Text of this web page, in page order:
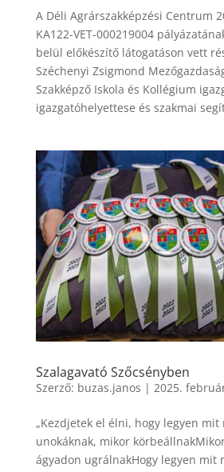
A Déli Agrárszakképzési Centrum
KA122-VET-000219004
belül előkészítő látogatáson vett
Széchenyi Zsigmond
Szakképző Iskola és Kollégium
igazgatóhelyettese és szakmai
Szalagavató Szőcsényben
Szerző: buzas.janos | 2025.
„Kezdjetek el élni, hogy legyen
unokáknak, mikor
ágyadon ugrálnakHogy legyen mit